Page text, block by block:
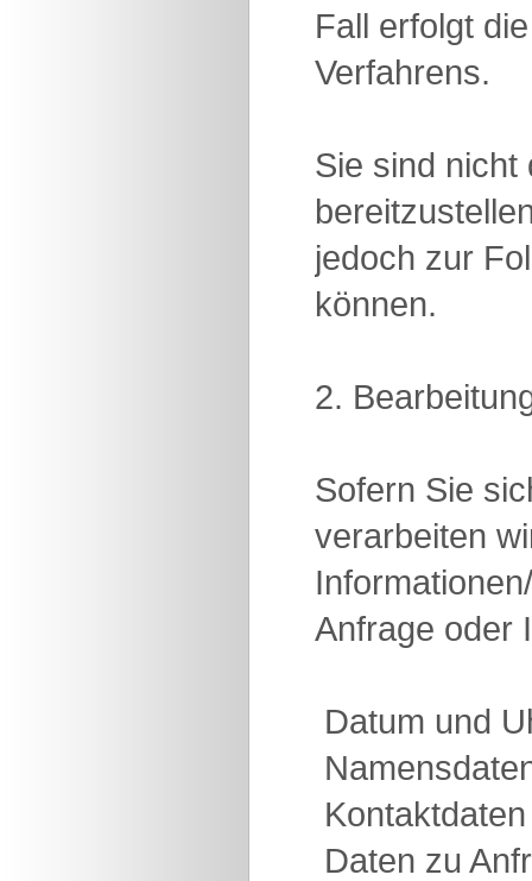
Fall erfolgt
Verfahrens.
Sie sind nicht
jedoch zur
können.
2.
Sofern Sie
verarbeiten
Anfrage oder
 Datum und

 Kontaktdaten
 Daten zu